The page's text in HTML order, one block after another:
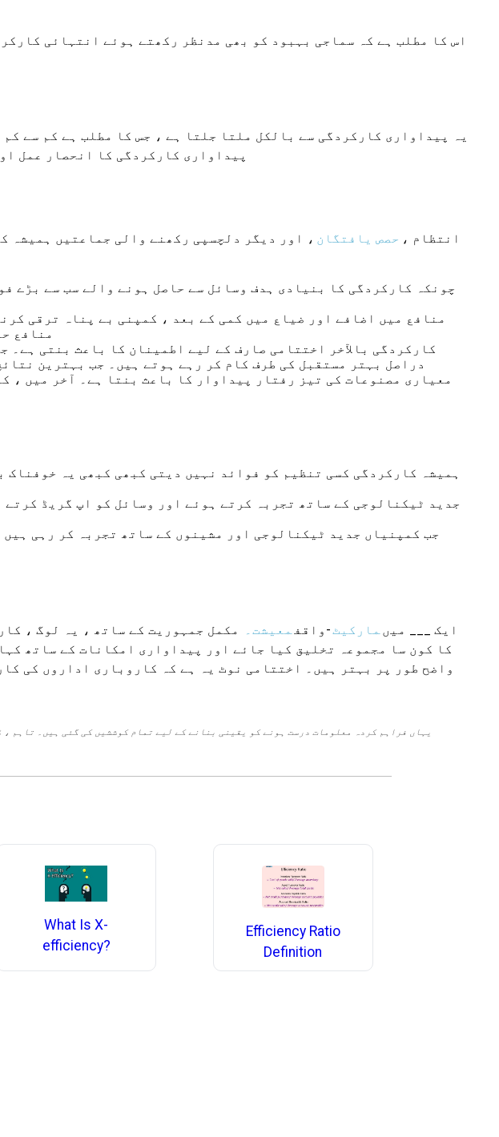
اس کا مطلب ہے کہ سماجی بہبود کو بھی مدنظر رکھتے ہوئے انتہائی
یہ پیداواری کارکردگی سے بالکل ملتا جلتا ہے ، جس کا مطلب ہے کم سے
پیداواری کارکردگی کا انحصار عمل
انتظام ، حصص یافتگان ، اور دیگر دلچسپی رکھنے والی جماعتیں ہمیشہ
چونکہ کارکردگی کا بنیادی ہدف وسائل سے حاصل ہونے والے سب سے بڑے
منافع میں اضافے اور ضیاع میں کمی کے بعد ، کمپنی بے پناہ ترقی
منافع
کارکردگی بالآخر اختتامی صارف کے لیے اطمینان کا باعث بنتی
دراصل بہتر مستقبل کی طرف کام کر رہے ہوتے ہیں۔ جب بہترین
معیاری مصنوعات کی تیز رفتار پیداوار کا باعث بنتا ہے۔ آخر میں ،
ہمیشہ کارکردگی کسی تنظیم کو فوائد نہیں دیتی کبھی کبھی یہ
جدید ٹیکنالوجی کے ساتھ تجربہ کرتے ہوئے اور وسائل کو اپ گریڈ
جب کمپنیاں جدید ٹیکنالوجی اور مشینوں کے ساتھ تجربہ کر رہی
ایک ___ میںمارکیٹ-واقفمعیشت۔
مکمل جمہوریت کے ساتھ ، یہ لوگ ،
کا کون سا مجموعہ تخلیق کیا جائے اور پیداواری امکانات کے ساتھ
واضح طور پر بہتر ہیں۔ اختتامی نوٹ یہ ہے کہ کاروباری اداروں کی
یہاں فراہم کردہ معلومات درست ہونے کو یقینی بنانے کے لیے تمام کوششیں کی گئی ہیں۔
What Is X-
efficiency?
Efficiency Ratio
Definition